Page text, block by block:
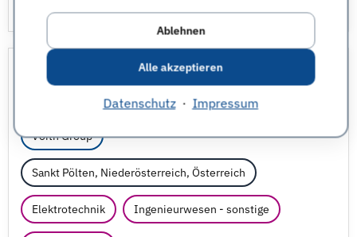
Ablehnen
Alle akzeptieren
Datenschutz· Impressum
Servicetechniker Maschinenbau
Voith Group
Sankt Pölten, Niederösterreich, Österreich
Elektrotechnik Ingenieurwesen - sonstige